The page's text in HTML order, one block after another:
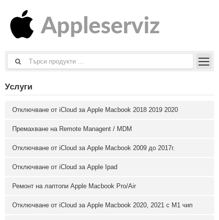
Услуги
Отключване от iCloud за Apple Macbook 2018 2019 2020
Премахване на Remote Managent / MDM
Отключване от iCloud за Apple Macbook 2009 до 2017г.
Отключване от iCloud за Apple Ipad
Ремонт на лаптопи Apple Macbook Pro/Air
Отключване от iCloud за Apple Macbook 2020, 2021 с M1 чип